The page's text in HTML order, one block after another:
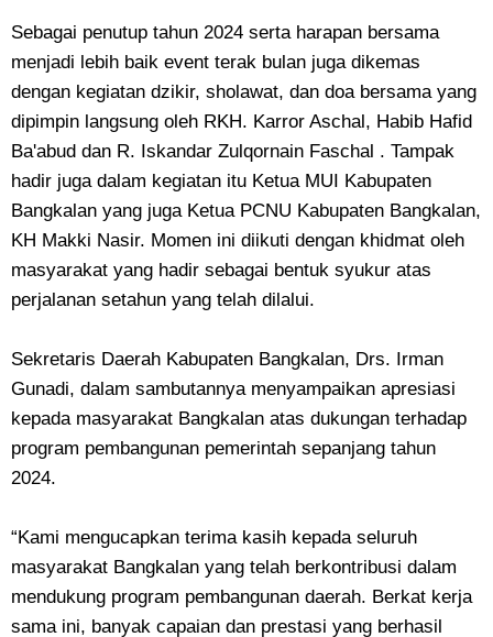
Sebagai penutup tahun 2024 serta harapan bersama
menjadi lebih baik event terak bulan juga dikemas
dengan kegiatan dzikir, sholawat, dan doa bersama yang
dipimpin langsung oleh RKH. Karror Aschal, Habib Hafid
Ba'abud dan R. Iskandar Zulqornain Faschal . Tampak
hadir juga dalam kegiatan itu Ketua MUI Kabupaten
Bangkalan yang juga Ketua PCNU Kabupaten Bangkalan,
KH Makki Nasir. Momen ini diikuti dengan khidmat oleh
masyarakat yang hadir sebagai bentuk syukur atas
perjalanan setahun yang telah dilalui.
Sekretaris Daerah Kabupaten Bangkalan, Drs. Irman
Gunadi, dalam sambutannya menyampaikan apresiasi
kepada masyarakat Bangkalan atas dukungan terhadap
program pembangunan pemerintah sepanjang tahun
2024.
“Kami mengucapkan terima kasih kepada seluruh
masyarakat Bangkalan yang telah berkontribusi dalam
mendukung program pembangunan daerah. Berkat kerja
sama ini, banyak capaian dan prestasi yang berhasil